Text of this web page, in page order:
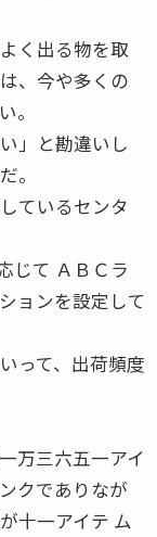
く出る物を取
、今や多くの
。
」と勘違いし
。
ているセンタ
じて ＡＢＣラ
ョンを設定して
って、出荷頻度
万三六五一アイ
クでありなが
十一アイテ ム